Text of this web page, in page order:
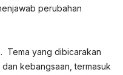
perubahan
Tema yang dibicarakan
kebangsaan, termasuk